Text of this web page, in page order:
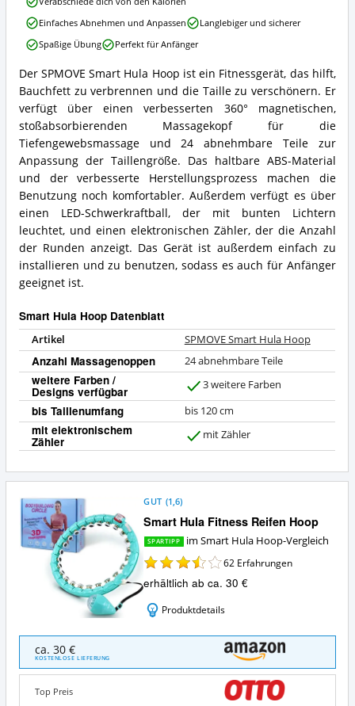
SPMOVE
Smart
Hula
Hoop
Zusammenfassung:
Was
bietet
dieser
Smart
Hula
Hoop?
Der SPMOVE Smart Hula Hoop ist ein Fitnessgerät, das hilft,
Bauchfett zu verbrennen und die Taille zu verschönern. Er
verfügt über einen verbesserten 360° magnetischen,
stoßabsorbierenden Massagekopf für die
Tiefengewebsmassage und 24 abnehmbare Teile zur
Anpassung der Taillengröße. Das haltbare ABS-Material
und der verbesserte Herstellungsprozess machen die
Benutzung noch komfortabler. Außerdem verfügt es über
einen LED-Schwerkraftball, der mit bunten Lichtern
leuchtet, und einen elektronischen Zähler, der die Anzahl
der Runden anzeigt. Das Gerät ist außerdem einfach zu
installieren und zu benutzen, sodass es auch für Anfänger
geeignet ist.
Smart Hula Hoop Datenblatt
Artikel SPMOVE Smart Hula Hoop
Anzahl Massagenoppen 24 abnehmbare Teile
weitere Farben /
Designs verfügbar
a
3 weitere Farben
bis Taillenumfang bis 120 cm
mit elektronischem
Zähler mit Zähler
Smart
Hula
Hoop
Vorteile:
Was
spricht
für
diesen
Smart
Hula
Hoop?
Einfaches Abnehmen und Anpassen
Langlebiger und sicherer
Spaßige Übung
Perfekt für Anfänger
Smart Hula Fitness Reifen Hoop
GUT (1,6)
SPARTIPP im Smart Hula Hoop-Vergleich
62 Erfahrungen
erhältlich ab ca. 30 €
Produktdetails
Hula
Fitness
Reifen
Hoop
ca. 30 €
KOSTENLOSE LIEFERUNG
Top Preis